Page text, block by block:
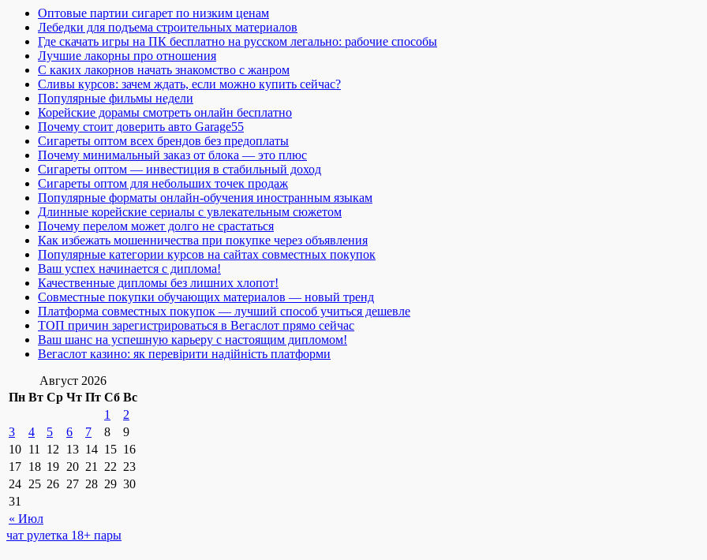
Оптовые партии сигарет по низким ценам
Лебедки для подъема строительных материалов
Где скачать игры на ПК бесплатно на русском легально: рабочие способы
Лучшие лакорны про отношения
С каких лакорнов начать знакомство с жанром
Сливы курсов: зачем ждать, если можно купить сейчас?
Популярные фильмы недели
Корейские дорамы смотреть онлайн бесплатно
Почему стоит доверить авто Garage55
Сигареты оптом всех брендов без предоплаты
Почему минимальный заказ от блока — это плюс
Сигареты оптом — инвестиция в стабильный доход
Сигареты оптом для небольших точек продаж
Популярные форматы онлайн-обучения иностранным языкам
Длинные корейские сериалы с увлекательным сюжетом
Почему перелом может долго не срастаться
Как избежать мошенничества при покупке через объявления
Популярные категории курсов на сайтах совместных покупок
Ваш успех начинается с диплома!
Качественные дипломы без лишних хлопот!
Совместные покупки обучающих материалов — новый тренд
Платформа совместных покупок — лучший способ учиться дешевле
ТОП причин зарегистрироваться в Вегаслот прямо сейчас
Ваш шанс на успешную карьеру с настоящим дипломом!
Вегаслот казино: як перевірити надійність платформи
Август 2026
Пн Вт Ср Чт Пт Сб Вс
« Июл
1
2
3
4 5 6 7 8
9
10 11 12 13 14 15 16
17 18 19 20 21 22 23
24 25 26 27 28 29 30
31
чат рулетка 18+ пары